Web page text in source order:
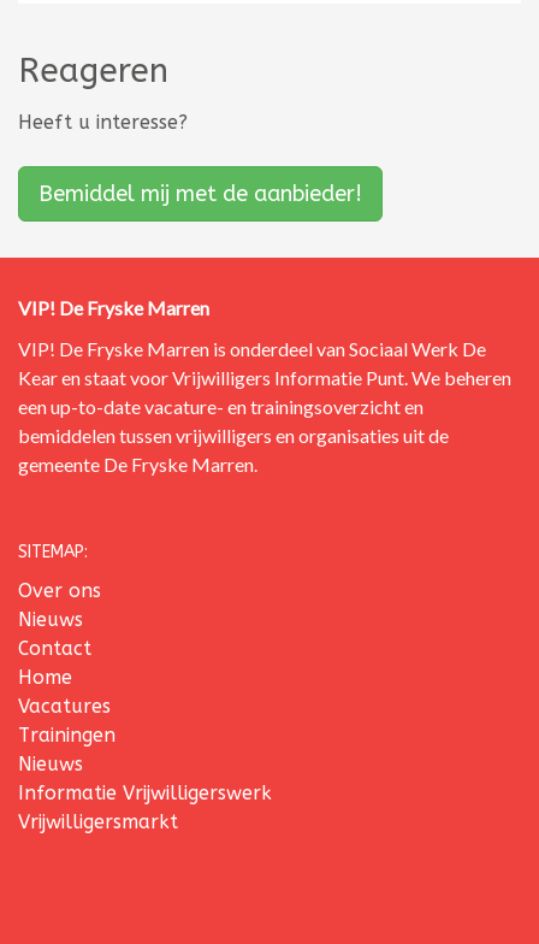
Reageren
Heeft u interesse?
Bemiddel mij met de aanbieder!
VIP! De Fryske Marren
VIP! De Fryske Marren is onderdeel vanSociaal Werk De
Kearen staat voor Vrijwilligers Informatie Punt. We beheren
een up-to-date vacature- en trainingsoverzicht en
bemiddelen tussen vrijwilligers en organisaties uit de
gemeente De Fryske Marren.
SITEMAP:
Over ons
Nieuws
Contact
Home
Vacatures
Trainingen
Nieuws
Informatie Vrijwilligerswerk
Vrijwilligersmarkt